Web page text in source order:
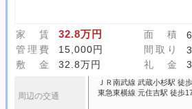
家 賃 32.8万円 面 積
管理費
15,000円 間取り
敷 金
32.8万円 礼 金
周辺の交通
ＪＲ南武線 武蔵小杉駅 徒
東急東横線 元住吉駅 徒歩